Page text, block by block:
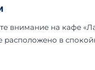
внимание на кафе
в